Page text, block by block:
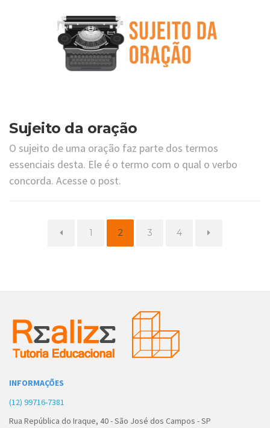
Sujeito da oração
O sujeito de uma oração faz parte dos termos
essenciais desta. Ele é o termo com o qual o verbo
concorda. Acesse o post.
Page
1 Page
2 Page
3 Page
4
INFORMAÇÕES
(12) 99716-7381
Rua República do Iraque, 40 - São José dos Campos - SP